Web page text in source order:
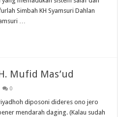
Simbah KH Syamsuri Dahlan
…
Mufid Mas’ud
0
diposoni dideres ono jero
mendarah daging. (Kalau sudah